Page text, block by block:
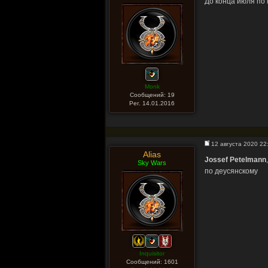
Monk
Сообщений: 19
Рег. 14.01.2016
Alias
Sky Wars
Inquisitor
Сообщений: 1601
12 августа 2020
Jossef Petelmann,
по деусянскому